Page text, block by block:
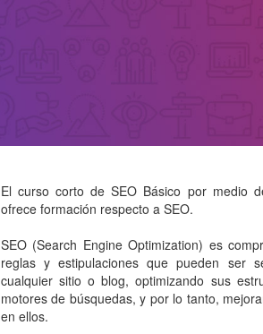
El curso corto de SEO Básico por medio
ofrece formación respecto a SEO.
SEO (Search Engine Optimization) es
reglas y estipulaciones que pueden ser
cualquier sitio o blog, optimizando sus
motores de búsquedas, y por lo tanto,
en ellos.